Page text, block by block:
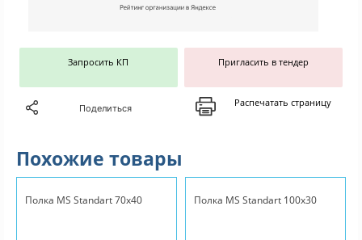
Запросить КП Пригласить в тендер
Поделиться Распечатать страницу
Похожие товары
Полка MS Standart 70х40 Полка MS Standart 100х30